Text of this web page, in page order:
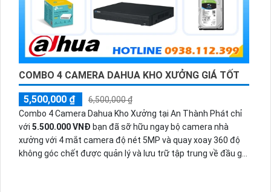
COMBO 4 CAMERA DAHUA KHO XƯỞNG GIÁ TỐT
5,500,000 ₫
6,500,000 ₫
Combo 4 Camera Dahua Kho Xưởng tại An Thành Phát chỉ
với 5.500.000 VNĐ bạn đã sỡ hữu ngay bộ camera nhà
xưởng với 4 mắt camera độ nét 5MP và quay xoay 360 độ
không góc chết được quản lý và lưu trữ tập trung về đầu ghi